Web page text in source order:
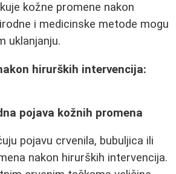
kožne promene nakon
i medicinske metode mogu
uklanjanju.
hirurških intervencija:
pojava kožnih promena
pojavu crvenila, bubuljica ili
nakon hirurških intervencija.